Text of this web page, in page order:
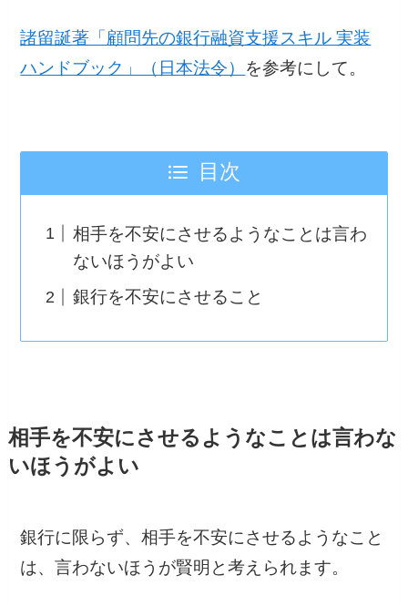
諸留誕著「顧問先の銀行融資支援スキル 実装
ハンドブック」（日本法令） を参考にして。
目次
相手を不安にさせるようなことは言わ
ないほうがよい
銀行を不安にさせること
相手を不安にさせるようなことは言わな
いほうがよい
銀行に限らず、相手を不安にさせるようなこと
は、言わないほうが賢明と考えられます。